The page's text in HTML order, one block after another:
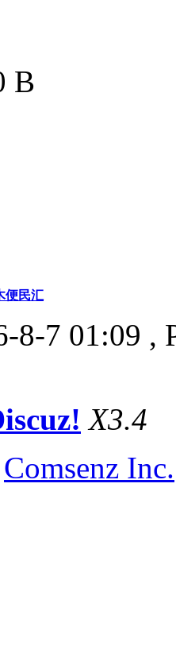
B
便民汇
8-7 01:09 ,
X3.4
Comsenz Inc.